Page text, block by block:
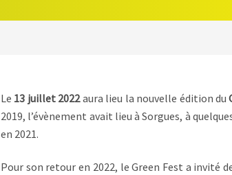
Le 13 juillet 2022aura lieu la nouvelle édition du
2019, l’évènement avait lieu à Sorgues, à
en 2021.
Pour son retour en 2022, le Green Fest a invité